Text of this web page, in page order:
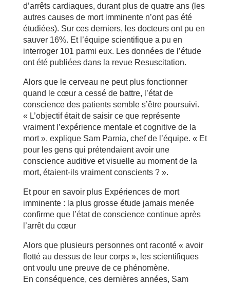
d’arrêts cardiaques, durant plus de quatre ans (les
autres causes de mort imminente n’ont pas été
étudiées). Sur ces derniers, les docteurs ont pu en
sauver 16%. Et l’équipe scientifique a pu en
interroger 101 parmi eux. Les données de l’étude
ont été publiées dans la revue Resuscitation.
Alors que le cerveau ne peut plus fonctionner
quand le cœur a cessé de battre, l’état de
conscience des patients semble s’être poursuivi.
« L’objectif était de saisir ce que représente
vraiment l’expérience mentale et cognitive de la
mort », explique Sam Parnia, chef de l’équipe. « Et
pour les gens qui prétendaient avoir une
conscience auditive et visuelle au moment de la
mort, étaient-ils vraiment conscients ? ».
Et pour en savoir plus Expériences de mort
imminente : la plus grosse étude jamais menée
confirme que l’état de conscience continue après
l’arrêt du cœur
Alors que plusieurs personnes ont raconté « avoir
flotté au dessus de leur corps », les scientifiques
ont voulu une preuve de ce phénomène.
En conséquence, ces dernières années, Sam